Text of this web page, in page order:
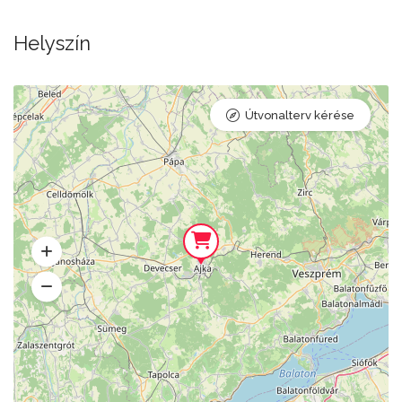
Helyszín
Útvonalterv kérése